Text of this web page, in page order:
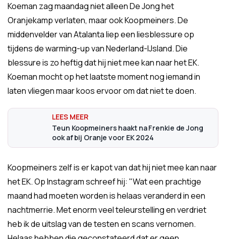
Koeman zag maandag niet alleen De Jong het
Oranjekamp verlaten, maar ook Koopmeiners. De
middenvelder van Atalanta liep een liesblessure op
tijdens de warming-up van Nederland-IJsland. Die
blessure is zo heftig dat hij niet mee kan naar het EK.
Koeman mocht op het laatste moment nog iemand in
laten vliegen maar koos ervoor om dat niet te doen.
Teun Koopmeiners haakt na Frenkie de Jong
ook af bij Oranje voor EK 2024
Koopmeiners zelf is er kapot van dat hij niet mee kan naar
het EK. Op Instagram schreef hij: "Wat een prachtige
maand had moeten worden is helaas veranderd in een
nachtmerrie. Met enorm veel teleurstelling en verdriet
heb ik de uitslag van de testen en scans vernomen.